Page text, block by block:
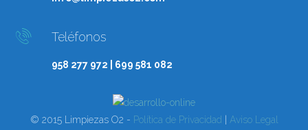
Teléfonos
958 277 972 | 699 581 082
© 2015 Limpiezas O2 - Política de Privacidad Aviso Legal